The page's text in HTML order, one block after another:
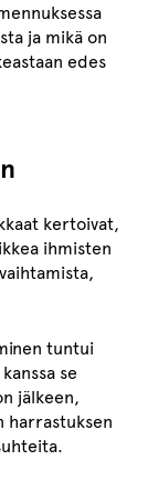
ja mikä on
edes
kertoivat,
ihmisten
tuntui
se
jälkeen,
harrastuksen